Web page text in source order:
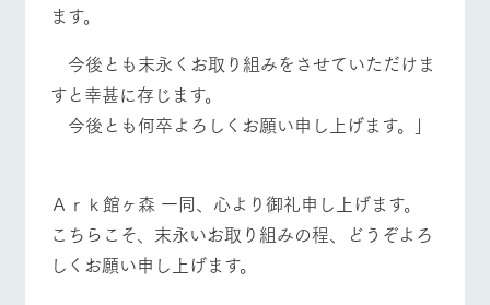
ます。
今後とも末永くお取り組みをさせていただけま
すと幸甚に存じます。
今後とも何卒よろしくお願い申し上げます。」
Ａｒｋ館ヶ森 一同、心より御礼申し上げます。
こちらこそ、末永いお取り組みの程、どうぞよろ
しくお願い申し上げます。